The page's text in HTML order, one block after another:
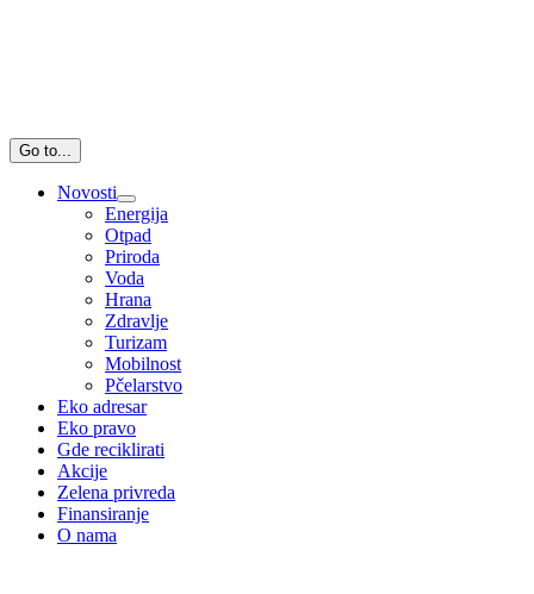
Go to...
Novosti
Energija
Otpad
Priroda
Voda
Hrana
Zdravlje
Turizam
Mobilnost
Pčelarstvo
Eko adresar
Eko pravo
Gde reciklirati
Akcije
Zelena privreda
Finansiranje
O nama